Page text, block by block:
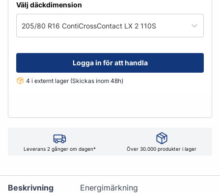
Välj däckdimension
205/80 R16 ContiCrossContact LX 2 110S
Logga in för att handla
4 i externt lager (Skickas inom 48h)
Leverans 2 gånger om dagen* Över 30.000 produkter i lager
Beskrivning Energimärkning